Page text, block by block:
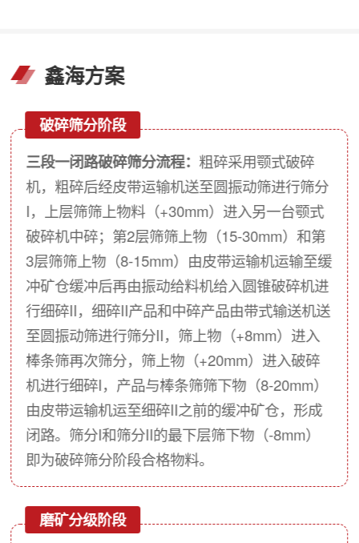
鑫海方案
破碎筛分阶段
三段一闭路破碎筛分流程： 粗碎采用颚式破碎
机，粗碎后经皮带运输机送至圆振动筛进行筛分
I，上层筛筛上物料（+30mm）进入另一台颚式
破碎机中碎；第2层筛筛上物（15-30mm）和第
3层筛筛上物（8-15mm）由皮带运输机运输至缓
冲矿仓缓冲后再由振动给料机给入圆锥破碎机进
行细碎II，细碎II产品和中碎产品由带式输送机送
至圆振动筛进行筛分II，筛上物（+8mm）进入
棒条筛再次筛分，筛上物（+20mm）进入破碎
机进行细碎I，产品与棒条筛筛下物（8-20mm）
由皮带运输机运至细碎II之前的缓冲矿仓，形成
闭路。筛分I和筛分II的最下层筛下物（-8mm）
即为破碎筛分阶段合格物料。
磨矿分级阶段